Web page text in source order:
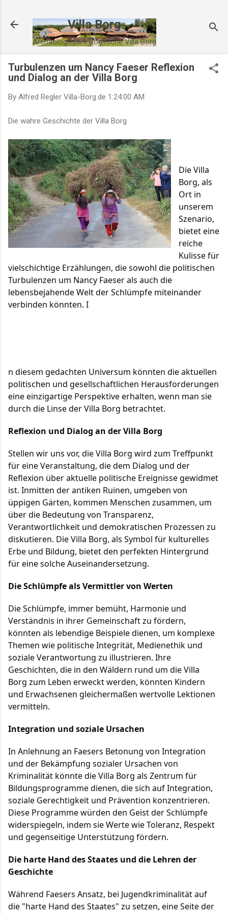
Villa Borg
Archäologiepark Römische Villa Borg
Turbulenzen um Nancy Faeser Reflexion
und Dialog an der Villa Borg
By Alfred Regler Villa-Borg.de 1:24:00 AM
Die wahre Geschichte der Villa Borg
Die Villa
Borg, als
Ort in
unserem
Szenario,
bietet eine
reiche
Kulisse für
vielschichtige Erzählungen, die sowohl die politischen
Turbulenzen um Nancy Faeser als auch die
lebensbejahende Welt der Schlümpfe miteinander
verbinden könnten. I
n diesem gedachten Universum könnten die aktuellen
politischen und gesellschaftlichen Herausforderungen
eine einzigartige Perspektive erhalten, wenn man sie
durch die Linse der Villa Borg betrachtet.
Reflexion und Dialog an der Villa Borg
Stellen wir uns vor, die Villa Borg wird zum Treffpunkt
für eine Veranstaltung, die dem Dialog und der
Reflexion über aktuelle politische Ereignisse gewidmet
ist. Inmitten der antiken Ruinen, umgeben von
üppigen Gärten, kommen Menschen zusammen, um
über die Bedeutung von Transparenz,
Verantwortlichkeit und demokratischen Prozessen zu
diskutieren. Die Villa Borg, als Symbol für kulturelles
Erbe und Bildung, bietet den perfekten Hintergrund
für eine solche Auseinandersetzung.
Die Schlümpfe als Vermittler von Werten
Die Schlümpfe, immer bemüht, Harmonie und
Verständnis in ihrer Gemeinschaft zu fördern,
könnten als lebendige Beispiele dienen, um komplexe
Themen wie politische Integrität, Medienethik und
soziale Verantwortung zu illustrieren. Ihre
Geschichten, die in den Wäldern rund um die Villa
Borg zum Leben erweckt werden, könnten Kindern
und Erwachsenen gleichermaßen wertvolle Lektionen
vermitteln.
Integration und soziale Ursachen
In Anlehnung an Faesers Betonung von Integration
und der Bekämpfung sozialer Ursachen von
Kriminalität könnte die Villa Borg als Zentrum für
Bildungsprogramme dienen, die sich auf Integration,
soziale Gerechtigkeit und Prävention konzentrieren.
Diese Programme würden den Geist der Schlümpfe
widerspiegeln, indem sie Werte wie Toleranz, Respekt
und gegenseitige Unterstützung fördern.
Die harte Hand des Staates und die Lehren der
Geschichte
Während Faesers Ansatz, bei Jugendkriminalität auf
die "harte Hand des Staates" zu setzen, eine Seite der